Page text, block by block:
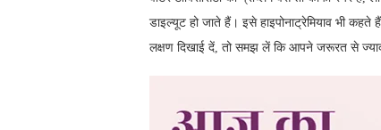
डाइल्यूट हो जाते हैं। इसे हाइपोनाट्रेमियाव भी
लक्षण दिखाई दें, तो समझ लें कि आपने जरूरत से ज्यादा